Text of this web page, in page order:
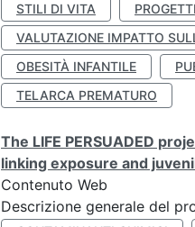
STILI DI VITA
VALUTAZIONE IMPATTO
OBESITÀ INFANTILE
TELARCA PREMATURO
The LIFE PERSUADED
linking exposure and
Contenuto Web
Descrizione generale del